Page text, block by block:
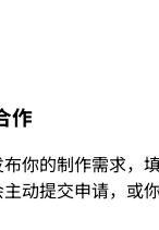
作
你的制作需求，
动提交申请，或